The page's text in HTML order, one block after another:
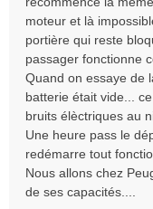
moteur et là
portière qui reste
passager fonctionne
Quand on essaye de
batterie était vide...
bruits élèctriques au
Une heure pass le
redémarre tout
Nous allons chez
de ses capacités....